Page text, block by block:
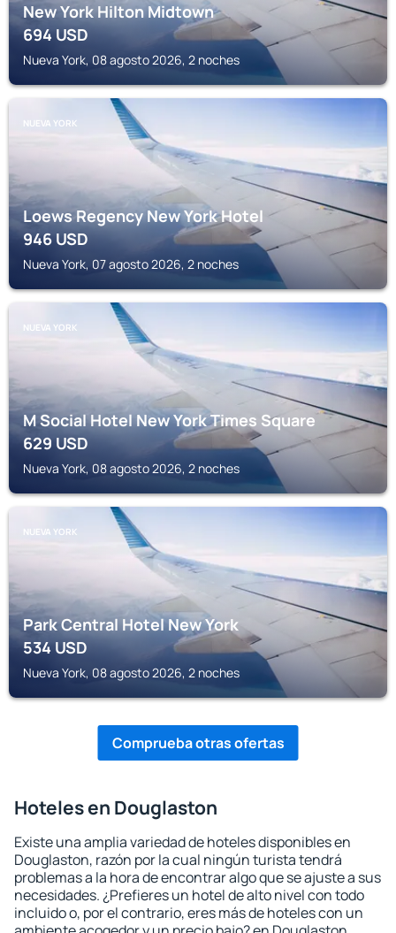
New York Hilton Midtown
694USD
Nueva York, 08 agosto 2026, 2 noches
NUEVA YORK
Loews Regency New York Hotel
946USD
Nueva York, 07 agosto 2026, 2 noches
NUEVA YORK
M Social Hotel New York Times Square
629USD
Nueva York, 08 agosto 2026, 2 noches
NUEVA YORK
Park Central Hotel New York
534USD
Nueva York, 08 agosto 2026, 2 noches
Comprueba otras ofertas
Hoteles en Douglaston
Existe una amplia variedad de hoteles disponibles en
Douglaston, razón por la cual ningún turista tendrá
problemas a la hora de encontrar algo que se ajuste a sus
necesidades. ¿Prefieres un hotel de alto nivel con todo
incluido o, por el contrario, eres más de hoteles con un